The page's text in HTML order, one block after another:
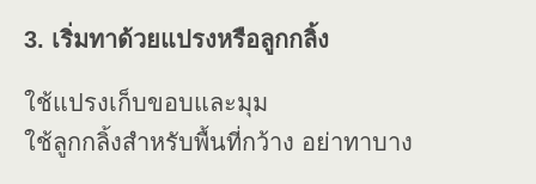
3. เริ่มทาด้วยแปรงหรือลูกกลิ้ง
ใช้แปรงเก็บขอบและมุม
ใช้ลูกกลิ้งสำหรับพื้นที่กว้าง อย่าทาบาง